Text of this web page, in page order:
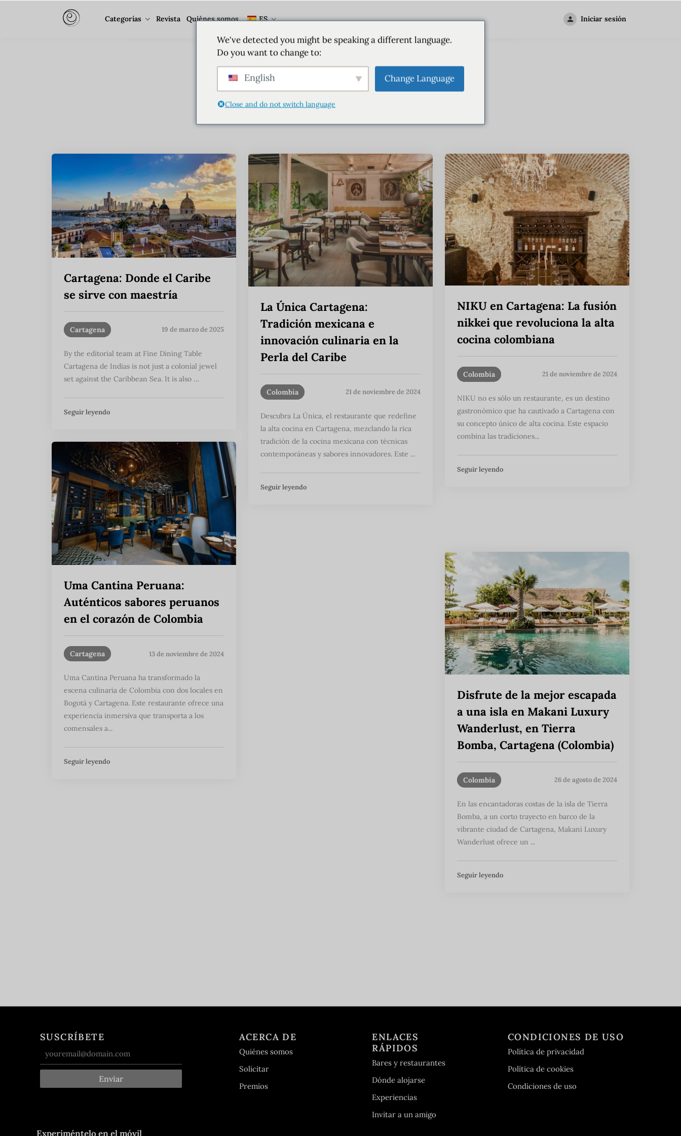
Categorías Revista Quiénes somos ES Iniciar sesión
Etiqueta:Cartagena
Inicio Etiqueta Cartagena
Cartagena: Donde el Caribe
se sirve con maestría
Cartagena 19 de marzo de 2025
By the editorial team at Fine Dining Table
Cartagena de Indias is not just a colonial jewel
set against the Caribbean Sea. It is also …
Seguir leyendo
La Única Cartagena:
Tradición mexicana e
innovación culinaria en la
Perla del Caribe
Colombia 21 de noviembre de 2024
Descubra La Única, el restaurante que redefine
la alta cocina en Cartagena, mezclando la rica
tradición de la cocina mexicana con técnicas
contemporáneas y sabores innovadores. Este ...
Seguir leyendo
NIKU en Cartagena: La fusión
nikkei que revoluciona la alta
cocina colombiana
Colombia 21 de noviembre de 2024
NIKU no es sólo un restaurante, es un destino
gastronómico que ha cautivado a Cartagena con
su concepto único de alta cocina. Este espacio
combina las tradiciones...
Seguir leyendo
Uma Cantina Peruana:
Auténticos sabores peruanos
en el corazón de Colombia
Cartagena 13 de noviembre de 2024
Uma Cantina Peruana ha transformado la
escena culinaria de Colombia con dos locales en
Bogotá y Cartagena. Este restaurante ofrece una
experiencia inmersiva que transporta a los
comensales a...
Seguir leyendo
Disfrute de la mejor escapada
a una isla en Makani Luxury
Wanderlust, en Tierra
Bomba, Cartagena (Colombia)
Colombia 26 de agosto de 2024
En las encantadoras costas de la isla de Tierra
Bomba, a un corto trayecto en barco de la
vibrante ciudad de Cartagena, Makani Luxury
Wanderlust ofrece un ...
Seguir leyendo
SUSCRÍBETE
Enviar
ACERCA DE
Quiénes somos
Solicitar
Premios
ENLACES
RÁPIDOS
Bares y restaurantes
Dónde alojarse
Experiencias
Invitar a un amigo
CONDICIONES DE USO
Política de privacidad
Política de cookies
Condiciones de uso
Experiméntelo en el móvil
We've detected you might be speaking a different language.
Do you want to change to:
English Change Language
Close and do not switch language